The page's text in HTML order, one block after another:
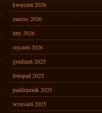
kwiecień 2026
marzec 2026
luty 2026
styczeń 2026
grudzień 2025
listopad 2025
październik 2025
wrzesień 2025